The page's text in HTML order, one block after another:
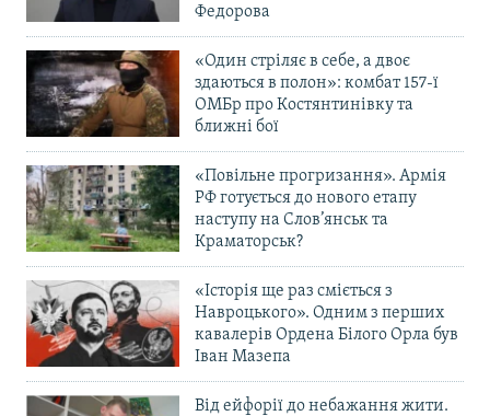
Федорова
«Один стріляє в себе, а двоє
здаються в полон»: комбат 157-ї
ОМБр про Костянтинівку та
ближні бої
«Повільне прогризання». Армія
РФ готується до нового етапу
наступу на Слов’янськ та
Краматорськ?
«Історія ще раз сміється з
Навроцького». Одним з перших
кавалерів Ордена Білого Орла був
Іван Мазепа
Від ейфорії до небажання жити.